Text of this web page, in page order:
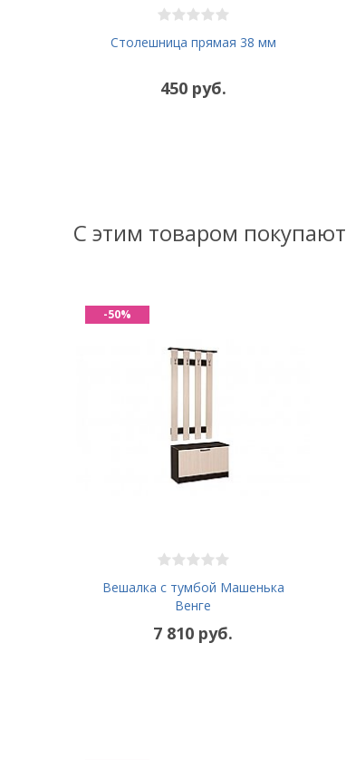
Столешница прямая 38 мм
450 руб.
С этим товаром покупают
Вешалка с тумбой Машенька
Венге
7 810 руб.
-50%